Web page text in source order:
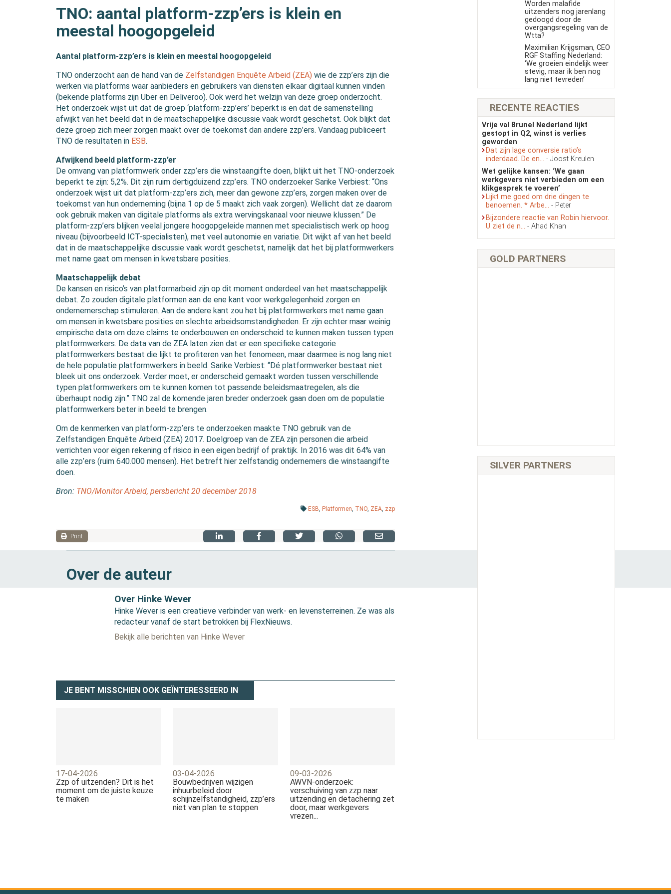
TNO: aantal platform-zzp’ers is klein en
meestal hoogopgeleid
Aantal platform-zzp’ers is klein en meestal hoogopgeleid
TNO onderzocht aan de hand van de Zelfstandigen Enquête Arbeid (ZEA) wie de zzp’ers zijn die
werken via platforms waar aanbieders en gebruikers van diensten elkaar digitaal kunnen vinden
(bekende platforms zijn Uber en Deliveroo). Ook werd het welzijn van deze groep onderzocht.
Het onderzoek wijst uit dat de groep ‘platform-zzp’ers’ beperkt is en dat de samenstelling
afwijkt van het beeld dat in de maatschappelijke discussie vaak wordt geschetst. Ook blijkt dat
deze groep zich meer zorgen maakt over de toekomst dan andere zzp’ers. Vandaag publiceert
TNO de resultaten in ESB.
Afwijkend beeld platform-zzp’er
De omvang van platformwerk onder zzp’ers die winstaangifte doen, blijkt uit het TNO-onderzoek
beperkt te zijn: 5,2%. Dit zijn ruim dertigduizend zzp’ers. TNO onderzoeker Sarike Verbiest: “Ons
onderzoek wijst uit dat platform-zzp’ers zich, meer dan gewone zzp’ers, zorgen maken over de
toekomst van hun onderneming (bijna 1 op de 5 maakt zich vaak zorgen). Wellicht dat ze daarom
ook gebruik maken van digitale platforms als extra wervingskanaal voor nieuwe klussen.” De
platform-zzp’ers blijken veelal jongere hoogopgeleide mannen met specialistisch werk op hoog
niveau (bijvoorbeeld ICT-specialisten), met veel autonomie en variatie. Dit wijkt af van het beeld
dat in de maatschappelijke discussie vaak wordt geschetst, namelijk dat het bij platformwerkers
met name gaat om mensen in kwetsbare posities.
Maatschappelijk debat
De kansen en risico’s van platformarbeid zijn op dit moment onderdeel van het maatschappelijk
debat. Zo zouden digitale platformen aan de ene kant voor werkgelegenheid zorgen en
ondernemerschap stimuleren. Aan de andere kant zou het bij platformwerkers met name gaan
om mensen in kwetsbare posities en slechte arbeidsomstandigheden. Er zijn echter maar weinig
empirische data om deze claims te onderbouwen en onderscheid te kunnen maken tussen typen
platformwerkers. De data van de ZEA laten zien dat er een specifieke categorie
platformwerkers bestaat die lijkt te profiteren van het fenomeen, maar daarmee is nog lang niet
de hele populatie platformwerkers in beeld. Sarike Verbiest: “Dé platformwerker bestaat niet
bleek uit ons onderzoek. Verder moet, er onderscheid gemaakt worden tussen verschillende
typen platformwerkers om te kunnen komen tot passende beleidsmaatregelen, als die
überhaupt nodig zijn.” TNO zal de komende jaren breder onderzoek gaan doen om de populatie
platformwerkers beter in beeld te brengen.
Om de kenmerken van platform-zzp’ers te onderzoeken maakte TNO gebruik van de
Zelfstandigen Enquête Arbeid (ZEA) 2017. Doelgroep van de ZEA zijn personen die arbeid
verrichten voor eigen rekening of risico in een eigen bedrijf of praktijk. In 2016 was dit 64% van
alle zzp’ers (ruim 640.000 mensen). Het betreft hier zelfstandig ondernemers die winstaangifte
doen.
Bron: TNO/Monitor Arbeid, persbericht 20 december 2018
ESB ,Platformen TNO ZEA zzp
Print
Over de auteur
Over Hinke Wever
Hinke Wever is een creatieve verbinder van werk- en levensterreinen. Ze was als
redacteur vanaf de start betrokken bij FlexNieuws.
Bekijk alle berichten van Hinke Wever
JE BENT MISSCHIEN OOK GEÏNTERESSEERD IN
17-04-2026
Zzp of uitzenden? Dit is het
moment om de juiste keuze
te maken
03-04-2026
Bouwbedrijven wijzigen
inhuurbeleid door
schijnzelfstandigheid, zzp’ers
niet van plan te stoppen
09-03-2026
AWVN-onderzoek:
verschuiving van zzp naar
uitzending en detachering zet
door, maar werkgevers
vrezen...
Worden malafide
uitzenders nog jarenlang
gedoogd door de
overgangsregeling van de
Wtta?
Maximilian Krijgsman, CEO
RGF Staffing Nederland:
‘We groeien eindelijk weer
stevig, maar ik ben nog
lang niet tevreden’
RECENTE REACTIES
Vrije val Brunel Nederland lijkt
gestopt in Q2, winst is verlies
geworden
Dat zijn lage conversie ratio’s
inderdaad. De en... - Joost Kreulen
Wet gelijke kansen: ‘We gaan
werkgevers niet verbieden om een
klikgesprek te voeren’
Lijkt me goed om drie dingen te
benoemen. * Arbe... - Peter
Bijzondere reactie van Robin hiervoor.
U ziet de n... - Ahad Khan
GOLD PARTNERS
SILVER PARTNERS